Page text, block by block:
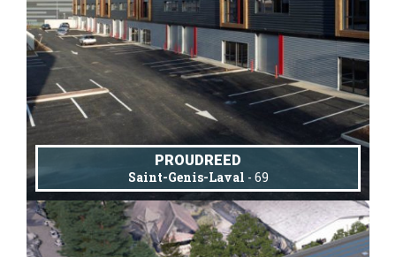
PROUDREED
Saint-Genis-Laval - 69